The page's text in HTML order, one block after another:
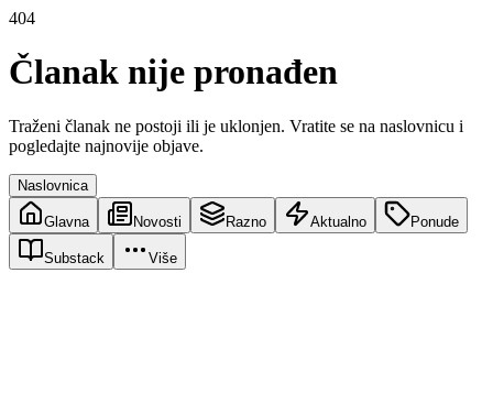
404
Članak nije pronađen
Traženi članak ne postoji ili je uklonjen. Vratite se na naslovnicu i
pogledajte najnovije objave.
Naslovnica
Glavna Novosti Razno Aktualno Ponude
Substack Više